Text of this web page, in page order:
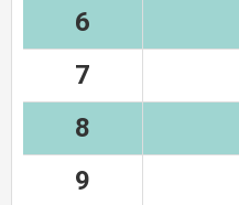
6
7
8
9